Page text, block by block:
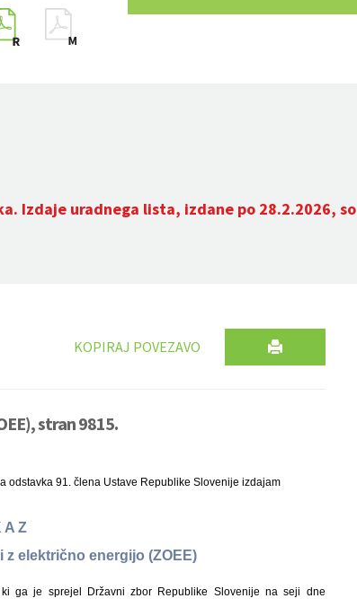
Izdaje uradnega lista, izdane po 28.2.2026, so
KOPIRAJ POVEZAVO
stran 9815.
odstavka 91. člena Ustave Republike Slovenije izdajam
A Z
električno energijo (ZOEE)
ga je sprejel Državni zbor Republike Slovenije na seji dne